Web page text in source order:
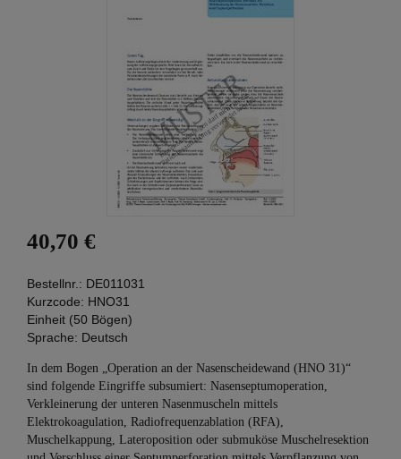
40,70 €
Bestellnr.: DE011031
Kurzcode: HNO31
Einheit (50 Bögen)
Sprache: Deutsch
In dem Bogen „Operation an der Nasenscheidewand (HNO 31)“
sind folgende Eingriffe subsumiert: Nasenseptumoperation,
Verkleinerung der unteren Nasenmuscheln mittels
Elektrokoagulation, Radiofrequenzablation (RFA),
Muschelkappung, Lateroposition oder submuköse Muschelresektion